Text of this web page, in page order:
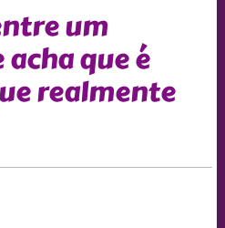
um
que é
realmente